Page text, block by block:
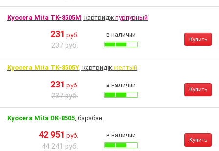
Kyocera Mita TK-8505M, картридж пурпурный
231 руб.
237 руб.
в наличии
Купить
Kyocera Mita TK-8505Y, картридж желтый
231 руб.
237 руб.
в наличии
Купить
Kyocera Mita DK-8505, барабан
42 951 руб.
44 241 руб.
в наличии
Купить